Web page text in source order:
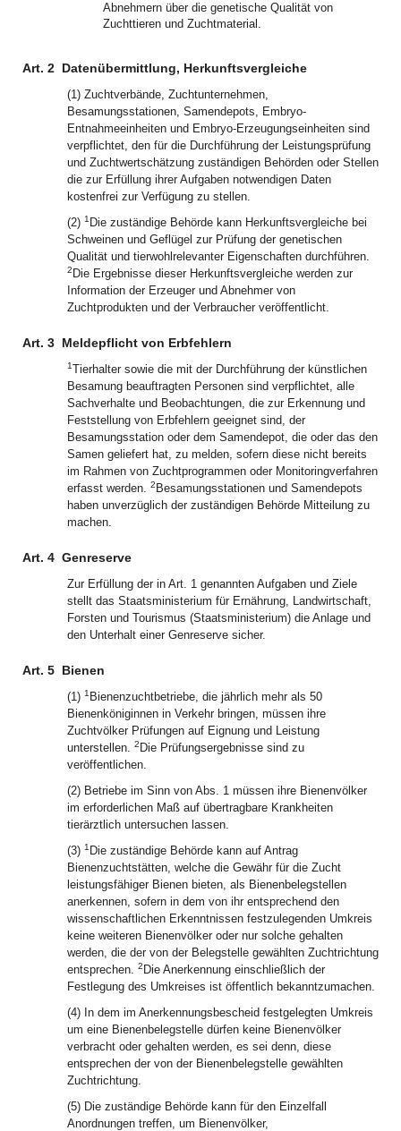
Abnehmern über die genetische Qualität von
Zuchttieren und Zuchtmaterial.
Art. 2 Datenübermittlung, Herkunftsvergleiche
(1) Zuchtverbände, Zuchtunternehmen,
Besamungsstationen, Samendepots, Embryo-
Entnahmeeinheiten und Embryo-Erzeugungseinheiten sind
verpflichtet, den für die Durchführung der Leistungsprüfung
und Zuchtwertschätzung zuständigen Behörden oder Stellen
die zur Erfüllung ihrer Aufgaben notwendigen Daten
kostenfrei zur Verfügung zu stellen.
(2) 1 Die zuständige Behörde kann Herkunftsvergleiche bei
Schweinen und Geflügel zur Prüfung der genetischen
Qualität und tierwohlrelevanter Eigenschaften durchführen.
2 Die Ergebnisse dieser Herkunftsvergleiche werden zur
Information der Erzeuger und Abnehmer von
Zuchtprodukten und der Verbraucher veröffentlicht.
Art. 3 Meldepflicht von Erbfehlern
1Tierhalter sowie die mit der Durchführung der künstlichen
Besamung beauftragten Personen sind verpflichtet, alle
Sachverhalte und Beobachtungen, die zur Erkennung und
Feststellung von Erbfehlern geeignet sind, der
Besamungsstation oder dem Samendepot, die oder das den
Samen geliefert hat, zu melden, sofern diese nicht bereits
im Rahmen von Zuchtprogrammen oder Monitoringverfahren
erfasst werden. 2 Besamungsstationen und Samendepots
haben unverzüglich der zuständigen Behörde Mitteilung zu
machen.
Art. 4 Genreserve
Zur Erfüllung der in Art. 1 genannten Aufgaben und Ziele
stellt das Staatsministerium für Ernährung, Landwirtschaft,
Forsten und Tourismus (Staatsministerium) die Anlage und
den Unterhalt einer Genreserve sicher.
Art. 5 Bienen
(1) 1 Bienenzuchtbetriebe, die jährlich mehr als 50
Bienenköniginnen in Verkehr bringen, müssen ihre
Zuchtvölker Prüfungen auf Eignung und Leistung
unterstellen. 2 Die Prüfungsergebnisse sind zu
veröffentlichen.
(2) Betriebe im Sinn von Abs. 1 müssen ihre Bienenvölker
im erforderlichen Maß auf übertragbare Krankheiten
tierärztlich untersuchen lassen.
(3) 1 Die zuständige Behörde kann auf Antrag
Bienenzuchtstätten, welche die Gewähr für die Zucht
leistungsfähiger Bienen bieten, als Bienenbelegstellen
anerkennen, sofern in dem von ihr entsprechend den
wissenschaftlichen Erkenntnissen festzulegenden Umkreis
keine weiteren Bienenvölker oder nur solche gehalten
werden, die der von der Belegstelle gewählten Zuchtrichtung
entsprechen. 2 Die Anerkennung einschließlich der
Festlegung des Umkreises ist öffentlich bekanntzumachen.
(4) In dem im Anerkennungsbescheid festgelegten Umkreis
um eine Bienenbelegstelle dürfen keine Bienenvölker
verbracht oder gehalten werden, es sei denn, diese
entsprechen der von der Bienenbelegstelle gewählten
Zuchtrichtung.
(5) Die zuständige Behörde kann für den Einzelfall
Anordnungen treffen, um Bienenvölker,